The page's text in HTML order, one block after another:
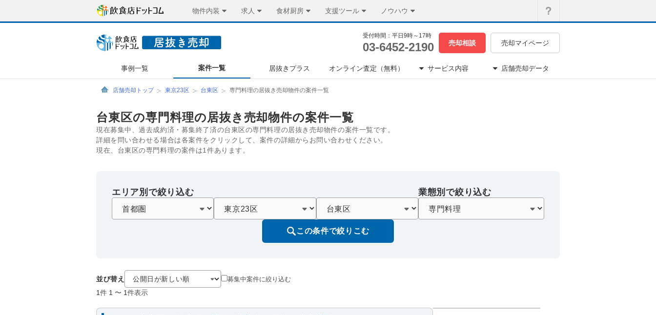
物件内装 求人 食材厨房 支援ツール ノウハウ
受付時間：平日9時～17時
03-6452-2190 売却相談 売却マイページ
事例一覧 案件一覧 居抜きプラス オンライン査定（無料） サービス内容 店舗売却データ
店舗売却トップ 東京23区 台東区 専門料理の居抜き売却物件の案件一覧
台東区の専門料理の居抜き売却物件の案件一覧
現在募集中、過去成約済・募集終了済の台東区の専門料理の居抜き売却物件の案件一覧です。
詳細を問い合わせる場合は各案件をクリックして、案件の詳細からお問い合わせください。
現在、台東区の専門料理の案件は1件あります。
エリア別で絞り込む 業態別で絞り込む
この条件で絞りこむ
並び替え 募集中案件に絞り込む
1件 1 〜 1件表示